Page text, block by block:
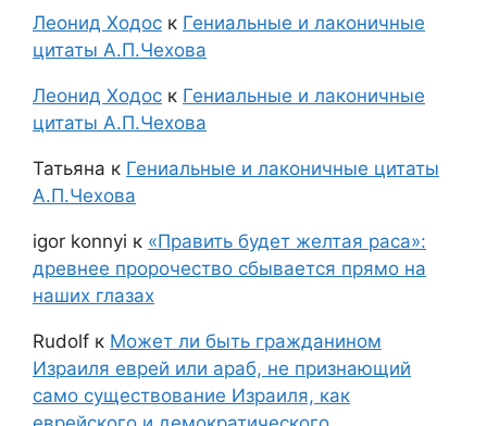
Леонид Ходос к Гениальные и лаконичные
цитаты А.П.Чехова
Леонид Ходос к Гениальные и лаконичные
цитаты А.П.Чехова
Татьяна к Гениальные и лаконичные цитаты
А.П.Чехова
igor konnyi к «Править будет желтая раса»:
древнее пророчество сбывается прямо на
наших глазах
Rudolf к Может ли быть гражданином
Израиля еврей или араб, не признающий
само существование Израиля, как